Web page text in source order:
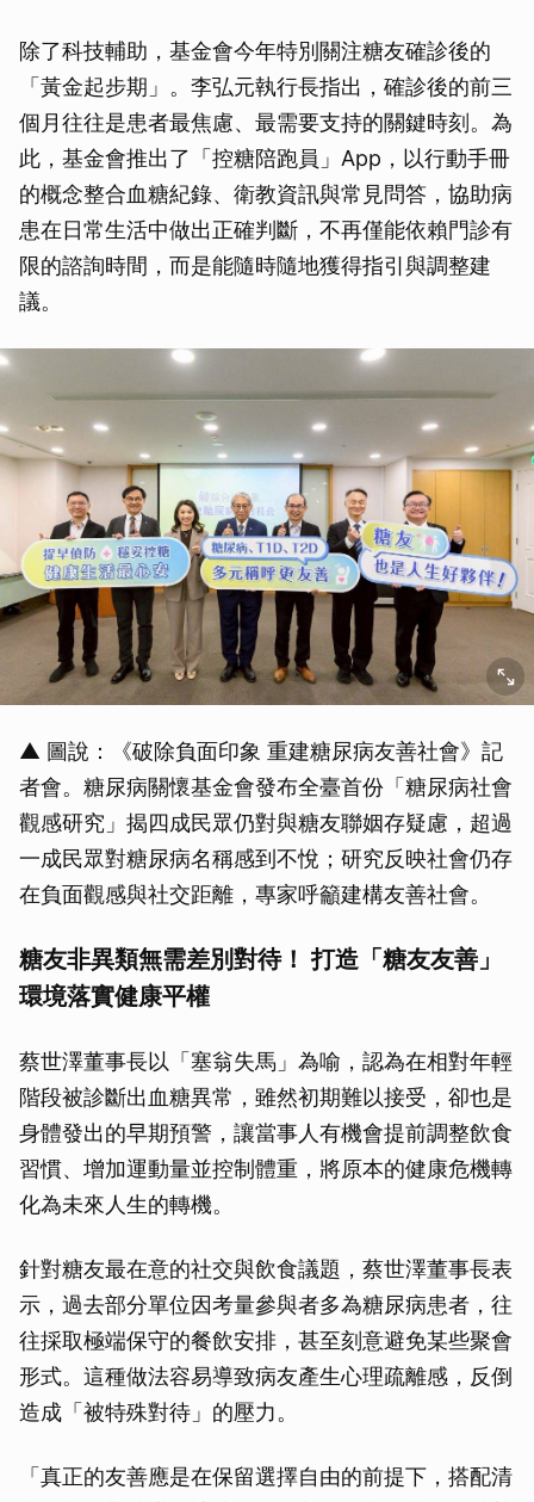
除了科技輔助，基金會今年特別關注糖友確診後的
「黃金起步期」。李弘元執行長指出，確診後的前三
個月往往是患者最焦慮、最需要支持的關鍵時刻。為
此，基金會推出了「控糖陪跑員」App，以行動手冊
的概念整合血糖紀錄、衛教資訊與常見問答，協助病
患在日常生活中做出正確判斷，不再僅能依賴門診有
限的諮詢時間，而是能隨時隨地獲得指引與調整建
議。
▲ 圖說：《破除負面印象 重建糖尿病友善社會》記
者會。糖尿病關懷基金會發布全臺首份「糖尿病社會
觀感研究」揭四成民眾仍對與糖友聯姻存疑慮，超過
一成民眾對糖尿病名稱感到不悅；研究反映社會仍存
在負面觀感與社交距離，專家呼籲建構友善社會。
糖友非異類無需差別對待！ 打造「糖友友善」
環境落實健康平權
蔡世澤董事長以「塞翁失馬」為喻，認為在相對年輕
階段被診斷出血糖異常，雖然初期難以接受，卻也是
身體發出的早期預警，讓當事人有機會提前調整飲食
習慣、增加運動量並控制體重，將原本的健康危機轉
化為未來人生的轉機。
針對糖友最在意的社交與飲食議題，蔡世澤董事長表
示，過去部分單位因考量參與者多為糖尿病患者，往
往採取極端保守的餐飲安排，甚至刻意避免某些聚會
形式。這種做法容易導致病友產生心理疏離感，反倒
造成「被特殊對待」的壓力。
「真正的友善應是在保留選擇自由的前提下，搭配清